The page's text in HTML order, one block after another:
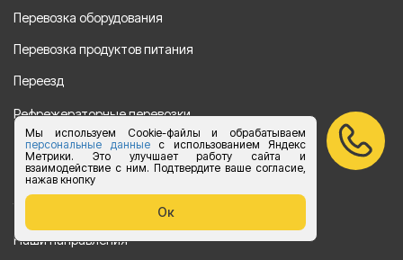
Мы используем Cookie-файлы и обрабатываем
персональные данныес использованием Яндекс
Метрики. Это улучшает работу сайта и
взаимодействие с ним. Подтвердите ваше согласие,
нажав кнопку
Ок
Перевозка оборудования
Перевозка продуктов питания
Переезд
Рефрежераторные перевозки
Перевозки автотехники
Перевозка алкогольной продукции
Наши направления